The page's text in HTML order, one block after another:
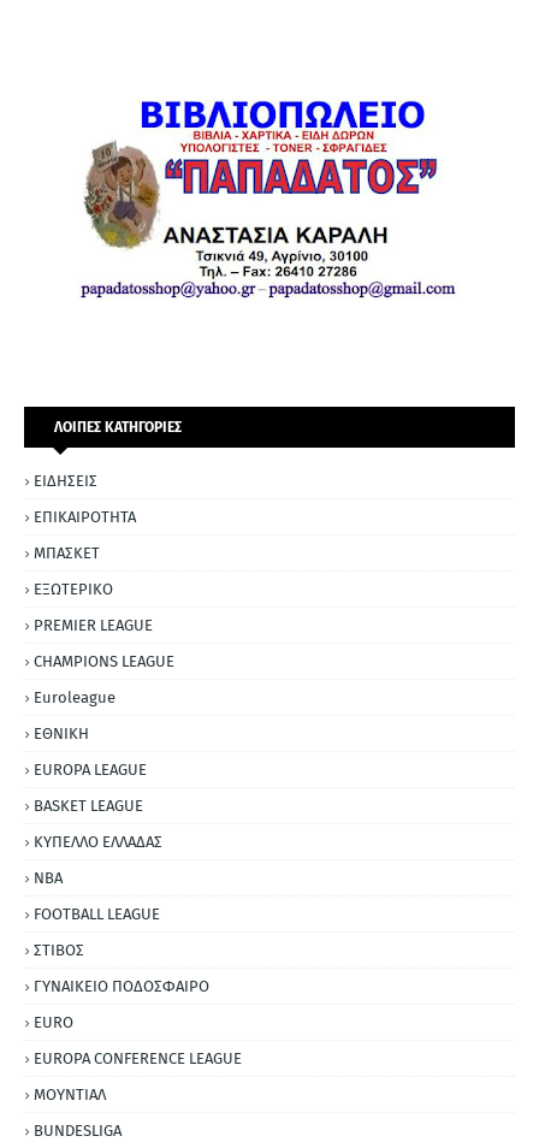
ΛΟΙΠΕΣ ΚΑΤΗΓΟΡΙΕΣ
ΕΙΔΗΣΕΙΣ
ΕΠΙΚΑΙΡΟΤΗΤΑ
ΜΠΑΣΚΕΤ
ΕΞΩΤΕΡΙΚΟ
PREMIER LEAGUE
CHAMPIONS LEAGUE
Euroleague
ΕΘΝΙΚΗ
EUROPA LEAGUE
BASKET LEAGUE
ΚΥΠΕΛΛΟ ΕΛΛΑΔΑΣ
NBA
FOOTBALL LEAGUE
ΣΤΙΒΟΣ
ΓΥΝΑΙΚΕΙΟ ΠΟΔΟΣΦΑΙΡΟ
EURO
EUROPA CONFERENCE LEAGUE
ΜΟΥΝΤΙΑΛ
BUNDESLIGA